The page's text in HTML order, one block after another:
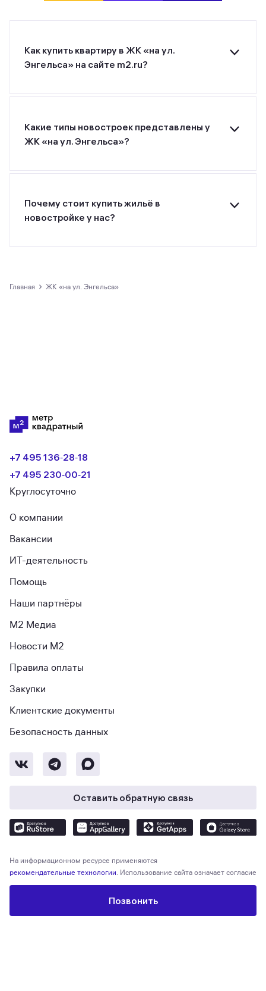
Позвонить
Как купить квартиру в ЖК «на ул.
Энгельса» на сайте m2.ru?
указанному номеру телефона.
Какие типы новостроек представлены у
ЖК «на ул. Энгельса»?
Почему стоит купить жильё в
новостройке у нас?
Главная › ЖК «на ул. Энгельса»
+7 495 136‑28‑18
+7 495 230‑00‑21
Круглосуточно
О компании
Вакансии
ИТ-деятельность
Помощь
Наши партнёры
М2 Медиа
Новости М2
Правила оплаты
Закупки
Клиентские документы
Безопасность данных
Оставить обратную связь
На информационном ресурсе применяются
рекомендательные технологии . Использование сайта означает согласие
сПользовательским соглашениемиПолитикой конфиденциальности.
© Метр квадратный, 2026. М2 — экосистема для поиска и покупки
недвижимости, выбора ипотечных предложений, защиты и проведения